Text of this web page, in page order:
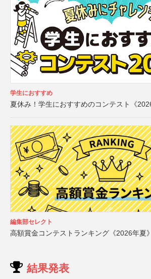
学生におすすめ
夏休み！学生におすすめのコンテスト《
編集部セレクト
高額賞金コンテストランキング《2026年夏》
結果発表